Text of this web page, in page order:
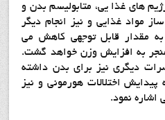
های غذا یی، متابولیسم بدن و
مواد غذایی و نیز انجام دیگر
به مقدار قابل توجهی کاهش می
به افزایش وزن خواهد گشت.
دیگری نیز برای بدن داشته
اختلالات هورمونی و نیز
نمود.